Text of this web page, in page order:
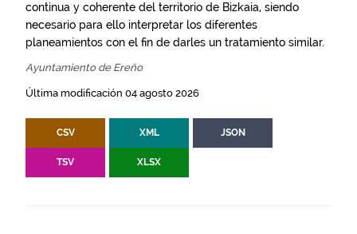
continua y coherente del territorio de Bizkaia, siendo
necesario para ello interpretar los diferentes
planeamientos con el fin de darles un tratamiento similar.
Ayuntamiento de Ereño
Última modificación 04 agosto 2026
CSV XML JSON
TSV XLSX